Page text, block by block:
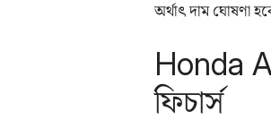
অর্থাৎ দাম ঘোষণা
Honda
ফিচার্স